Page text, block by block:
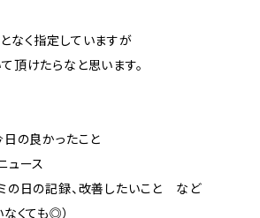
なく指定していますが
頂けたらなと思います。
の良かったこと
ュース
の日の記録、改善したいこと など
くても◎）